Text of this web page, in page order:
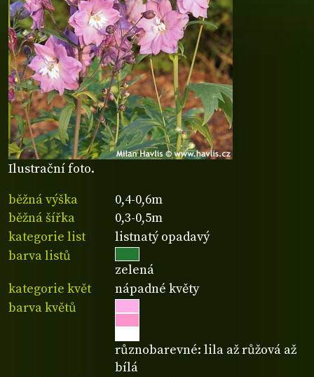
Ilustrační foto.
běžná výška
0,4-0,6m
běžná šířka
0,3-0,5m
kategorie list
listnatý opadavý
barva listů
zelená
kategorie květ
nápadné květy
barva květů
různobarevné: lila až růžová až
bílá